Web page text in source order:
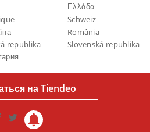
Ελλάδα
Schweiz
România
republika
Slovenská republika
на Tiendeo